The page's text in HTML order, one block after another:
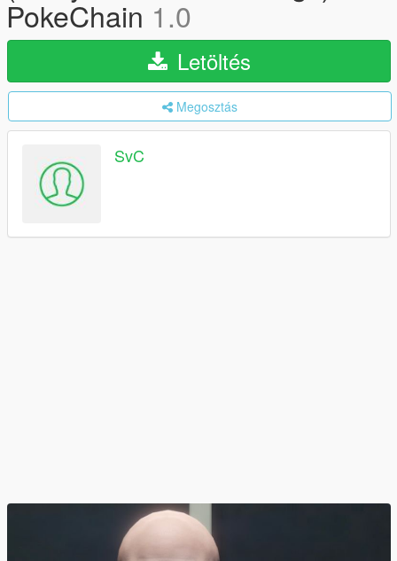
PokeChain 1.0
Letöltés
Megosztás
SvC